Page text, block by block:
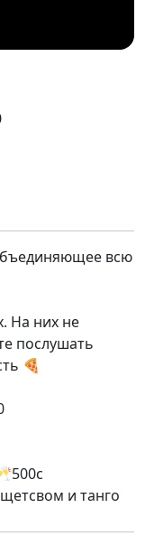
всю
На них не
послушать
🍕
и танго